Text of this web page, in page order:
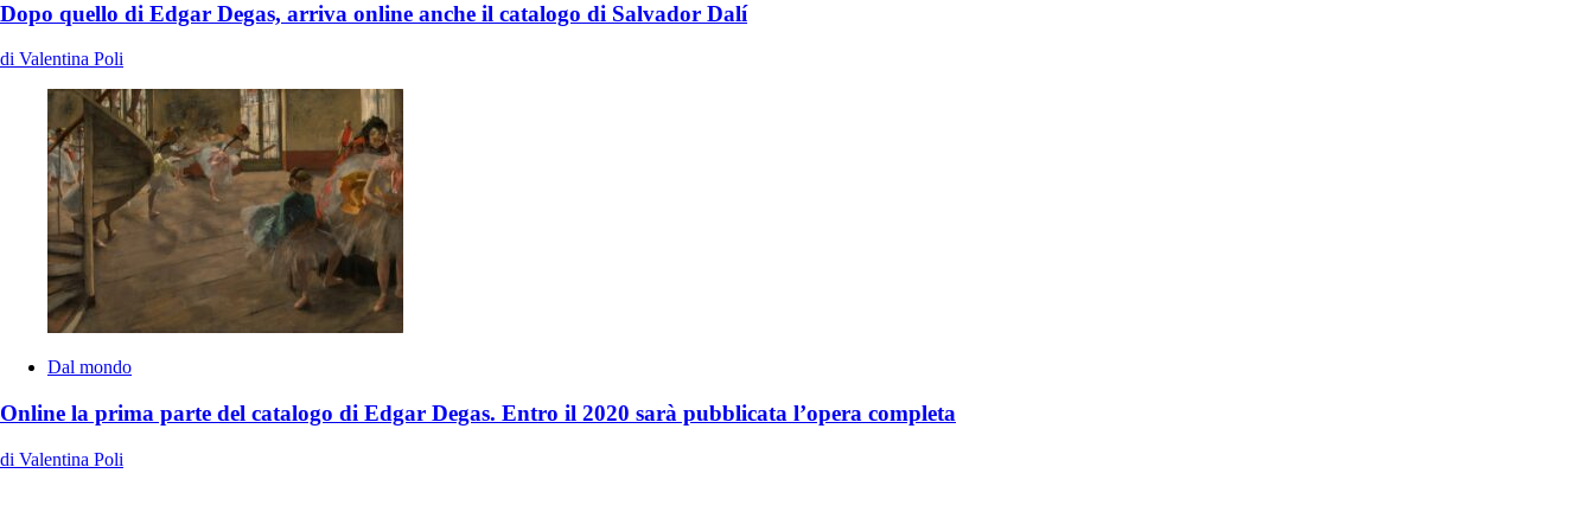
Dopo quello di Edgar Degas, arriva online anche il catalogo di Salvador Dalí
di Valentina Poli
Dal mondo
Online la prima parte del catalogo di Edgar Degas. Entro il 2020 sarà pubblicata l’opera completa
di Valentina Poli